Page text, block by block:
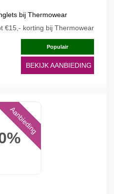
bij Thermowear
€15,- korting bij Thermowear
Populair
BEKIJK AANBIEDING
Aanbieding